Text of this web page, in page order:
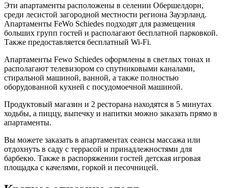
Эти апартаменты расположены в селении Обершелдорн,
среди лесистой загородной местности региона Зауэрланд.
Апартаменты FeWo Schiedes подходят для размещения
больших групп гостей и располагают бесплатной парковкой.
Также предоставляется бесплатный Wi-Fi.
Апартаменты Fewo Schiedes оформлены в светлых тонах и
располагают телевизором со спутниковыми каналами,
стиральной машиной, ванной, а также полностью
оборудованной кухней с посудомоечной машиной.
Продуктовый магазин и 2 ресторана находятся в 5 минутах
ходьбы, а пиццу, выпечку и напитки можно заказать прямо в
апартаменты.
Вы можете заказать в апартаментах сеансы массажа или
отдохнуть в саду с террасой и принадлежностями для
барбекю. Также в распоряжении гостей детская игровая
площадка с качелями, горкой и песочницей.